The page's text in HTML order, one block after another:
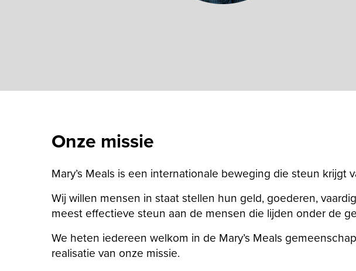
Onze missie
Mary’s Meals is een internationale beweging die steun
Wij willen mensen in staat stellen hun geld, goederen,
meest effectieve steun aan de mensen die lijden onder de
We heten iedereen welkom in de Mary’s Meals
realisatie van onze missie.